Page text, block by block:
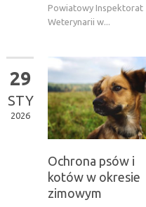
Powiatowy Inspektorat
Weterynarii w...
29
STY
2026
Ochrona psów i
kotów w okresie
zimowym